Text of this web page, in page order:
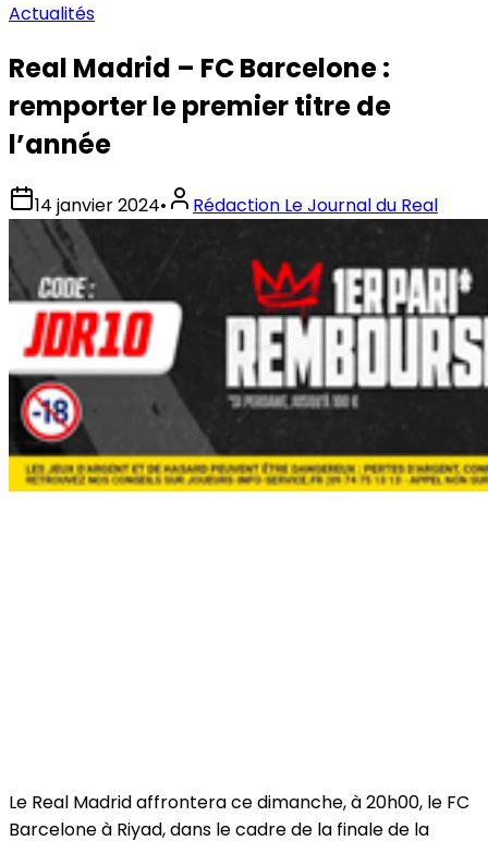
Actualités
Real Madrid – FC Barcelone :
remporter le premier titre de
l’année
14 janvier 2024• Rédaction Le Journal du Real
Le Real Madrid affrontera ce dimanche, à 20h00, le FC
Barcelone à Riyad, dans le cadre de la finale de la